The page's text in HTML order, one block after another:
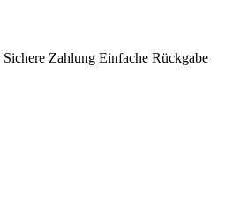
Sichere Zahlung Einfache Rückgabe